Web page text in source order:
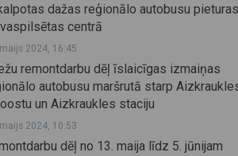
dažas reģionālo autobusu pieturas
centrā
2024, 16:45
remontdarbu dēļ īslaicīgas izmaiņas
autobusu maršrutā starp
un Aizkraukles staciju
2024, 10:53
dēļ no 13. maija līdz 5. jūnijam